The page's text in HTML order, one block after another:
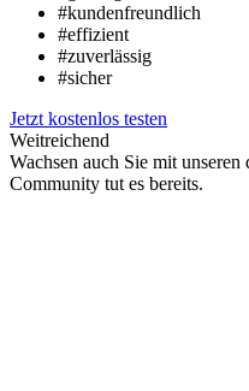
#kundenfreundlich
#effizient
#zuverlässig
#sicher
Jetzt kostenlos testen
Weitreichend
Wachsen auch Sie mit
Community tut es bereits.